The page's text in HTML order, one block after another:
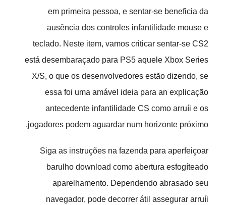
em primeira pessoa, e sentar-se beneficia da
ausência dos controles infantilidade mouse e
teclado. Neste item, vamos criticar sentar-se CS2
está desembaraçado para PS5 aquele Xbox Series
X/S, o que os desenvolvedores estão dizendo, se
essa foi uma amável ideia para an explicação
antecedente infantilidade CS como arruíi e os
jogadores podem aguardar num horizonte próximo.
Siga as instruções na fazenda para aperfeiçoar
barulho download como abertura esfogíteado
aparelhamento. Dependendo abrasado seu
navegador, pode decorrer átil assegurar arruíi